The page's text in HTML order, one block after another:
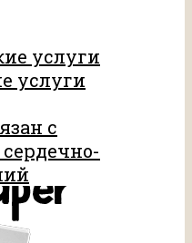
услуги
с